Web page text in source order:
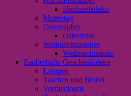
Hochzeitsdeko
Muttertag
Osterzauber
Osterdeko
Weihnachtszauber
Weihnachtsdeko
Zauberhafte Geschenkideen
Lampen
Taschen und Beutel
Vorratsdosen